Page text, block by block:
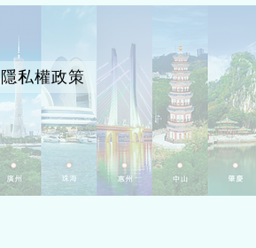
隱私權政策​